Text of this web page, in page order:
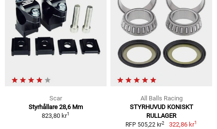
Scar
Styrhållare 28,6 Mm
823,80 kr1
All Balls Racing
STYRHUVUD KONISKT
RULLAGER
RFP 505,22 kr2 322,86 kr1